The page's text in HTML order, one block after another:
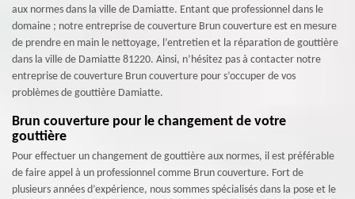
aux normes dans la ville de Damiatte. Entant que professionnel dans le
domaine ; notre entreprise de couverture Brun couverture est en mesure
de prendre en main le nettoyage, l’entretien et la réparation de gouttière
dans la ville de Damiatte 81220. Ainsi, n’hésitez pas à contacter notre
entreprise de couverture Brun couverture pour s’occuper de vos
problèmes de gouttière Damiatte.
Brun couverture pour le changement de votre
gouttière
Pour effectuer un changement de gouttière aux normes, il est préférable
de faire appel à un professionnel comme Brun couverture. Fort de
plusieurs années d’expérience, nous sommes spécialisés dans la pose et le